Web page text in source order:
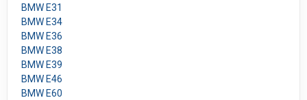
BMW E31
BMW E34
BMW E36
BMW E38
BMW E39
BMW E46
BMW E60